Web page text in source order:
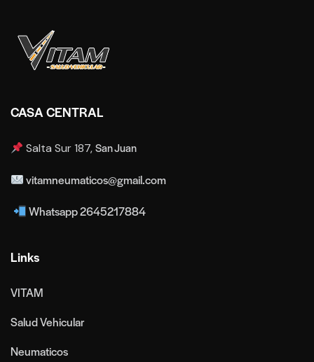
CASA CENTRAL
Salta Sur 187,San Juan
vitamneumaticos@gmail.com
Whatsapp 2645217884
Links
VITAM
Salud Vehicular
Neumaticos